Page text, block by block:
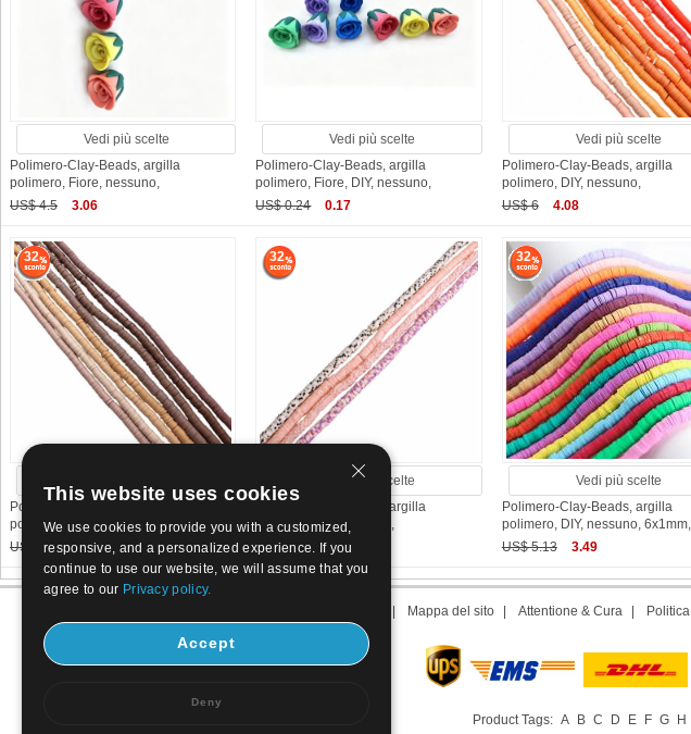
Vedi più scelte
Polimero-Clay-Beads, argilla
polimero, Fiore, nessuno,
US$ 4.5
3.06
Vedi più scelte
Polimero-Clay-Beads, argilla
polimero, Fiore, DIY, nessuno,
US$ 0.24
0.17
Vedi più scelte
Polimero-Clay-Beads, argilla
polimero, DIY, nessuno,
US$ 6
4.08
32
Polimero-Clay-Beads, argilla
polimero, DIY, nessuno,
US$ 6
4.08
32
Vedi più scelte
Polimero-Clay-Beads, argilla
polimero, DIY, nessuno,
US$ 6
4.08
32
Vedi più scelte
Polimero-Clay-Beads, argilla
polimero, DIY, nessuno, 6x1mm,
US$ 5.13
3.49
Mappa del sito Attentione & Cura
Product Tags: A B C D E F G H
This website uses cookies
We use cookies to provide you with a customized,
responsive, and a personalized experience. If you
continue to use our website, we will assume that you
agree to our Privacy policy.
Accept
Deny